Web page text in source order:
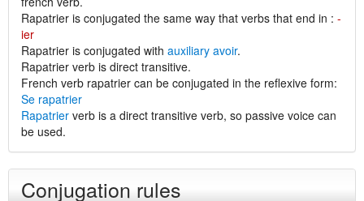
Rapatrier is conjugated the same way that verbs that end in : -
ier
Rapatrier is conjugated with auxiliary avoir.
Rapatrier verb is direct transitive.
French verb rapatrier can be conjugated in the reflexive form:
Se rapatrier
Rapatrier verb is a direct transitive verb, so passive voice can
be used.
Conjugation rules